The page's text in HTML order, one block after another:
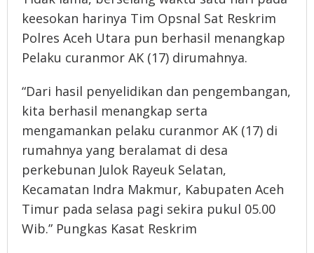
keesokan harinya Tim Opsnal Sat Reskrim
Polres Aceh Utara pun berhasil menangkap
Pelaku curanmor AK (17) dirumahnya.
“Dari hasil penyelidikan dan pengembangan,
kita berhasil menangkap serta
mengamankan pelaku curanmor AK (17) di
rumahnya yang beralamat di desa
perkebunan Julok Rayeuk Selatan,
Kecamatan Indra Makmur, Kabupaten Aceh
Timur pada selasa pagi sekira pukul 05.00
Wib.” Pungkas Kasat Reskrim